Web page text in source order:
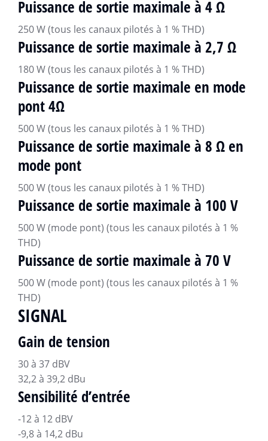
Puissance de sortie maximale à 4 Ω
250 W (tous les canaux pilotés à 1 % THD)
Puissance de sortie maximale à 2,7 Ω
180 W (tous les canaux pilotés à 1 % THD)
Puissance de sortie maximale en mode
pont 4Ω
500 W (tous les canaux pilotés à 1 % THD)
Puissance de sortie maximale à 8 Ω en
mode pont
500 W (tous les canaux pilotés à 1 % THD)
Puissance de sortie maximale à 100 V
500 W (mode pont) (tous les canaux pilotés à 1 %
THD)
Puissance de sortie maximale à 70 V
500 W (mode pont) (tous les canaux pilotés à 1 %
THD)
SIGNAL
Gain de tension
30 à 37 dBV
32,2 à 39,2 dBu
Sensibilité d’entrée
-12 à 12 dBV
-9,8 à 14,2 dBu